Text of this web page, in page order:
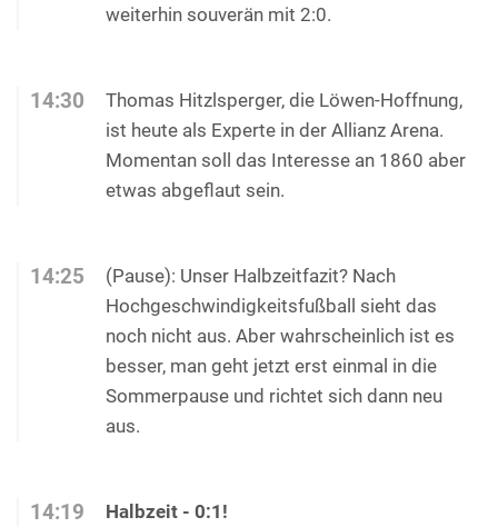
weiterhin souverän mit 2:0.
14:30
Thomas Hitzlsperger, die Löwen-Hoffnung,
ist heute als Experte in der Allianz Arena.
Momentan soll das Interesse an 1860 aber
etwas abgeflaut sein.
14:25
(Pause): Unser Halbzeitfazit? Nach
Hochgeschwindigkeitsfußball sieht das
noch nicht aus. Aber wahrscheinlich ist es
besser, man geht jetzt erst einmal in die
Sommerpause und richtet sich dann neu
aus.
14:19 Halbzeit - 0:1!